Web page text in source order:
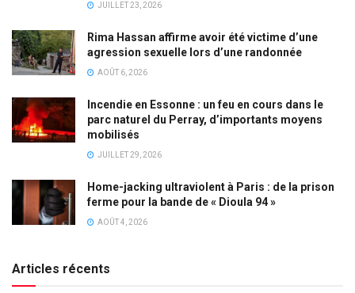
JUILLET 23, 2026
Rima Hassan affirme avoir été victime d’une
agression sexuelle lors d’une randonnée
AOÛT 6, 2026
Incendie en Essonne : un feu en cours dans le
parc naturel du Perray, d’importants moyens
mobilisés
JUILLET 29, 2026
Home-jacking ultraviolent à Paris : de la prison
ferme pour la bande de « Dioula 94 »
AOÛT 4, 2026
Articles récents